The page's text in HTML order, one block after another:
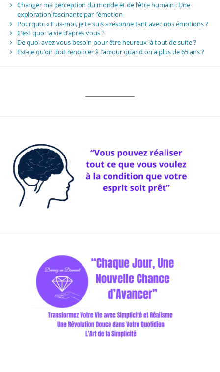
Changer ma perception du monde et de l’être humain : Une
exploration fascinante par l’émotion
Pourquoi « Fuis-moi, je te suis » résonne tant avec nos émotions ?
C’est quoi la vie d’après vous ?
De quoi avez-vous besoin pour être heureux là tout de suite ?
Est-ce qu’on doit renoncer à l’amour quand on a plus de 65 ans ?